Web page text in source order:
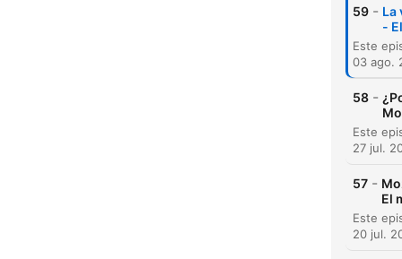
59 - La
-
03 ago.
58 -
27 jul.
57 -
El
20 jul.